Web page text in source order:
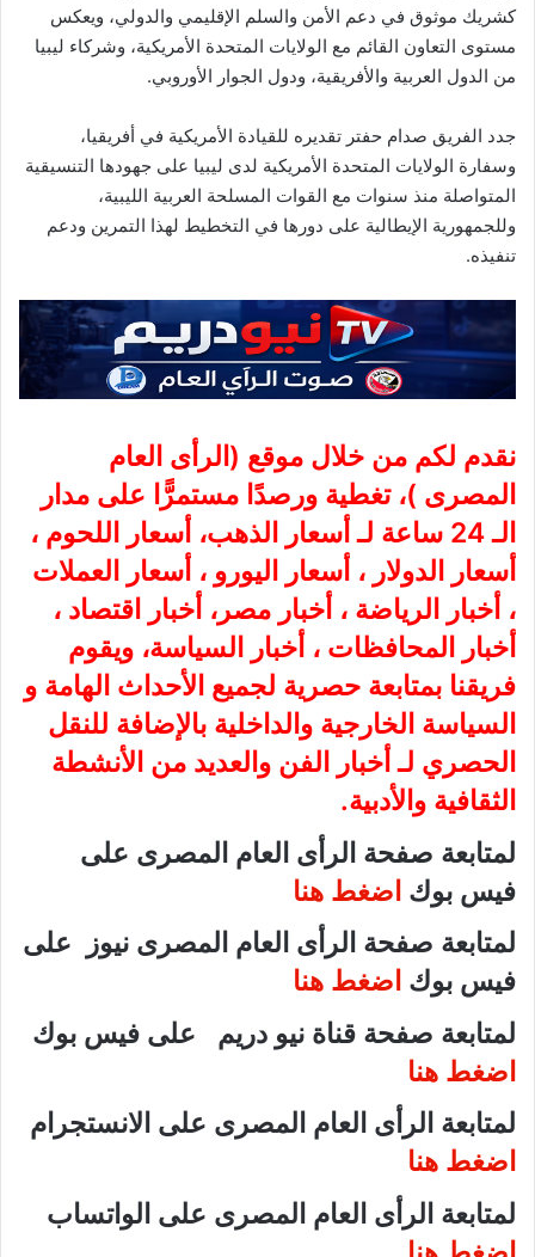
كشريك موثوق في دعم الأمن والسلم الإقليمي والدولي، ويعكس
مستوى التعاون القائم مع الولايات المتحدة الأمريكية، وشركاء ليبيا
من الدول العربية والأفريقية، ودول الجوار الأوروبي.
جدد الفريق صدام حفتر تقديره للقيادة الأمريكية في أفريقيا،
وسفارة الولايات المتحدة الأمريكية لدى ليبيا على جهودها التنسيقية
المتواصلة منذ سنوات مع القوات المسلحة العربية الليبية،
وللجمهورية الإيطالية على دورها في التخطيط لهذا التمرين ودعم
تنفيذه.
نقدم لكم من خلال موقع ( الرأى العام
المصرى )، تغطية ورصدًا مستمرًّا على مدار
الـ 24 ساعة لـ أسعار الذهب، أسعار اللحوم ،
أسعار الدولار ، أسعار اليورو ، أسعار العملات
، أخبار الرياضة ، أخبار مصر، أخبار اقتصاد ،
أخبار المحافظات ، أخبار السياسة، ويقوم
فريقنا بمتابعة حصرية لجميع الأحداث الهامة و
السياسة الخارجية والداخلية بالإضافة للنقل
الحصري لـ أخبار الفن والعديد من الأنشطة
الثقافية والأدبية.
لمتابعة صفحة الرأى العام المصرى على
فيس بوك اضغط هنا
لمتابعة صفحة الرأى العام المصرى نيوز على
فيس بوك اضغط هنا
لمتابعة صفحة قناة نيو دريم على فيس بوك
اضغط هنا
لمتابعة الرأى العام المصرى على الانستجرام
اضغط هنا
لمتابعة الرأى العام المصرى على الواتساب